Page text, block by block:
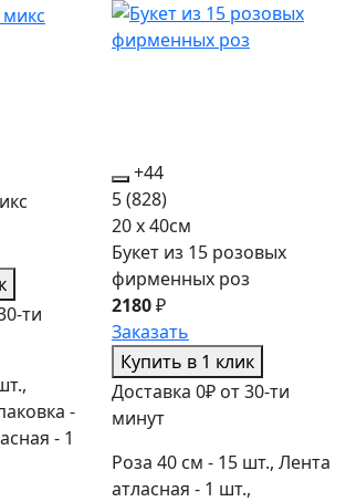
ти
-
- 1
+44
5(828)
20 x 40см
Букет из 15 розовых
фирменных роз
2180₽
Заказать
Купить в 1 клик
Доставка 0₽ от 30-ти
минут
Роза 40 см - 15 шт., Лента
атласная - 1 шт.,